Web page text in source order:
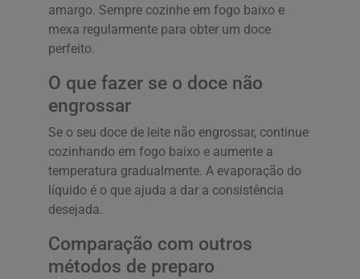
amargo. Sempre cozinhe em fogo baixo e
mexa regularmente para obter um doce
perfeito.
O que fazer se o doce não
engrossar
Se o seu doce de leite não engrossar, continue
cozinhando em fogo baixo e aumente a
temperatura gradualmente. A evaporação do
líquido é o que ajuda a dar a consistência
desejada.
Comparação com outros
métodos de preparo